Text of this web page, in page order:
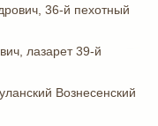
36-й пехотный
лазарет 39-й
Вознесенский